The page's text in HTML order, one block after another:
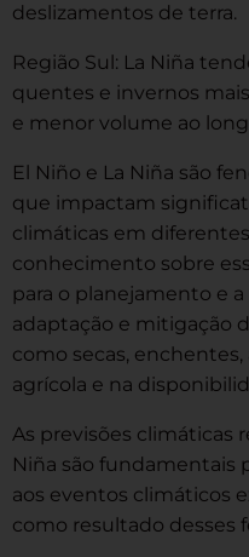
deslizamentos de terra.
Região Sul: La Niña
quentes e invernos
e menor volume ao
El Niño e La Niña são
que impactam
climáticas em
conhecimento sobre
para o planejamento e
adaptação e mitigação
como secas,
agrícola e na
As previsões climáticas
Niña são fundamentais
aos eventos climáticos
como resultado desses